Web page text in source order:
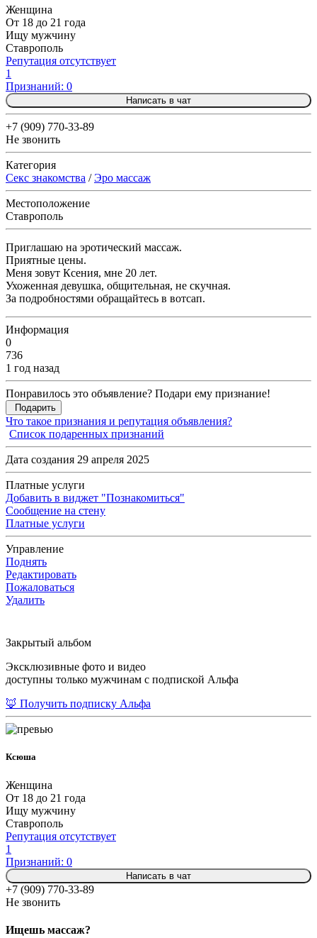
Женщина
От 18 до 21 года
Ищу мужчину
Ставрополь
Репутация отсутствует
1
Признаний: 0
Написать в чат
+7 (909) 770-33-89
Не звонить
Категория
Секс знакомства /Эро массаж
Местоположение
Ставрополь
Приглашаю на эротический массаж.
Приятные цены.
Меня зовут Ксения, мне 20 лет.
Ухоженная девушка, общительная, не скучная.
За подробностями обращайтесь в вотсап.
Информация
0
736
1 год назад
Понравилось это объявление? Подари ему признание!
Подарить
Что такое признания и репутация объявления?
Список подаренных признаний
Дата создания 29 апреля 2025
Платные услуги
Добавить в виджет "Познакомиться"
Сообщение на стену
Платные услуги
Управление
Поднять
Редактировать
Пожаловаться
Удалить
Закрытый альбом
Эксклюзивные фото и видео
доступны только мужчинам с подпиской Альфа
🦊 Получить подписку Альфа
Ксюша
Женщина
От 18 до 21 года
Ищу мужчину
Ставрополь
Репутация отсутствует
1
Признаний: 0
Написать в чат
+7 (909) 770-33-89
Не звонить
Ищешь массаж?